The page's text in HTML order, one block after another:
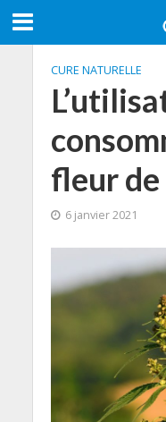
CURE NATURELLE
fleur de
6 janvier 2021